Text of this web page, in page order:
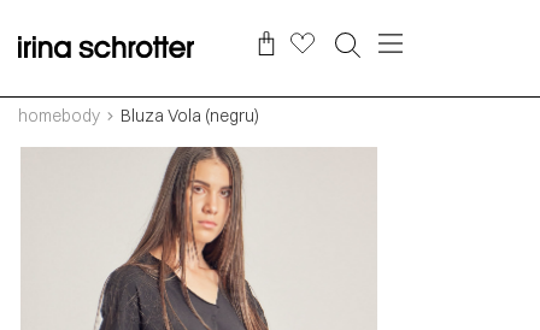
homebody Bluza Vola (negru)